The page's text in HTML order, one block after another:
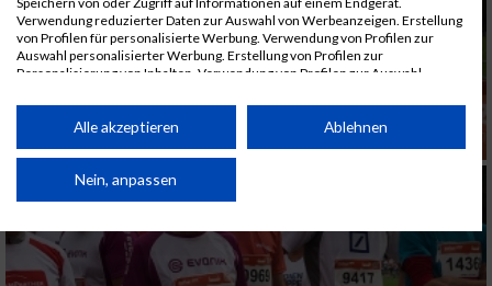
Verwendung reduzierter Daten zur Auswahl von Werbeanzeigen. Erstellung
von Profilen für personalisierte Werbung. Verwendung von Profilen zur
Auswahl personalisierter Werbung. Erstellung von Profilen zur
Personalisierung von Inhalten. Verwendung von Profilen zur Auswahl
Performance von Inhalten. Analyse von Zielgruppen durch Statistiken oder
Kombinationen von Daten aus verschiedenen Quellen. Entwicklung und
von Inhalten.
Daten können außerhalb der Europäischen Union weitergegeben und in die
Website/App.
Partnerliste anzeigen (1 IAB-Anbieter)
Alle akzeptieren Ablehnen
Nein, anpassen